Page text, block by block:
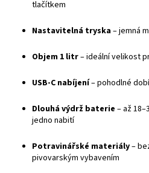
tlačítkem
Nastavitelná tryska– jemná
Objem 1 litr– ideální velikost
USB-C nabíjení– pohodlné
Dlouhá výdrž baterie – až
jedno nabití
Potravinářské materiály–
pivovarským vybavením